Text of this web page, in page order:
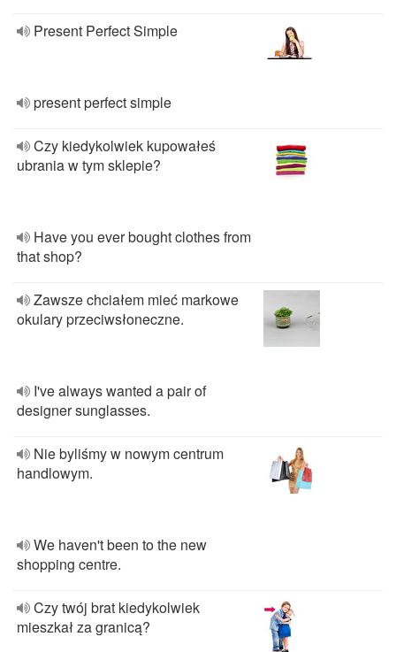
Present Perfect Simple
present perfect simple
Czy kiedykolwiek kupowałeś
ubrania w tym sklepie?
Have you ever bought clothes from
that shop?
Zawsze chciałem mieć markowe
okulary przeciwsłoneczne.
I've always wanted a pair of
designer sunglasses.
Nie byliśmy w nowym centrum
handlowym.
We haven't been to the new
shopping centre.
Czy twój brat kiedykolwiek
mieszkał za granicą?